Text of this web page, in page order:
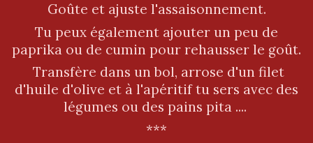
Goûte et ajuste l'assaisonnement.
Tu peux également ajouter un peu de
paprika ou de cumin pour rehausser le goût.
Transfère dans un bol, arrose d'un filet
d'huile d'olive et à l'apéritif tu sers avec des
légumes ou des pains pita ....
***